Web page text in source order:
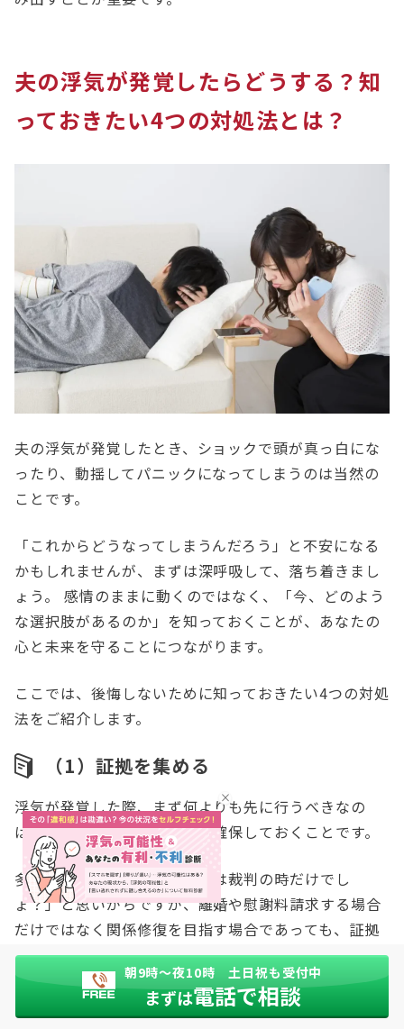
夫の浮気が発覚したらどうする？知
っておきたい4つの対処法とは？
夫の浮気が発覚したとき、ショックで頭が真っ白にな
ったり、動揺してパニックになってしまうのは当然の
ことです。
「これからどうなってしまうんだろう」と不安になる
かもしれませんが、まずは深呼吸して、落ち着きまし
ょう。 感情のままに動くのではなく、「今、どのよう
な選択肢があるのか」を知っておくことが、あなたの
心と未来を守ることにつながります。
ここでは、後悔しないために知っておきたい4つの対処
法をご紹介します。
（1）証拠を集める
浮気が発覚した際、まず何よりも先に行うべきなの
は、「確実な証拠」を集めて確保しておくことです。
多くの方が「証拠が必要なのは裁判の時だけでし
ょ？」と思いがちですが、離婚や慰謝料請求する場合
だけではなく関係修復を目指す場合であっても、証拠
はあなたを守る強力な味方になります。
なぜなら、いざ夫に浮気を問い詰めても、「ただの相
朝9時〜夜10時 土日祝も受付中
まずは電話で相談